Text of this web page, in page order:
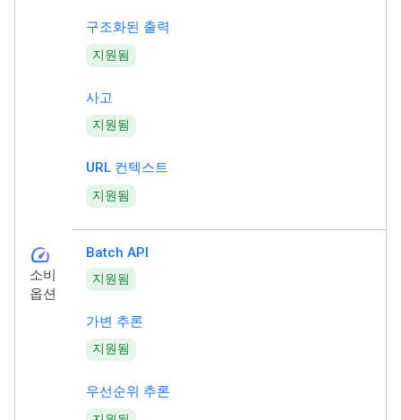
구조화된 출력
지원됨
사고
지원됨
URL 컨텍스트
지원됨
speed
소비
옵션
Batch API
지원됨
가변 추론
지원됨
우선순위 추론